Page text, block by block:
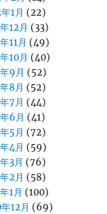
1月 (22)
12月 (33)
11月 (49)
10月 (40)
9月 (52)
8月 (52)
7月 (44)
6月 (41)
5月 (72)
4月 (59)
3月 (76)
2月 (58)
1月 (100)
12月 (69)